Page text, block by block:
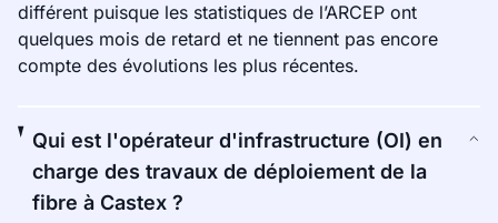
différent puisque les statistiques de l’ARCEP ont
quelques mois de retard et ne tiennent pas encore
compte des évolutions les plus récentes.
Qui est l'opérateur d'infrastructure (OI) en
charge des travaux de déploiement de la
fibre à Castex ?